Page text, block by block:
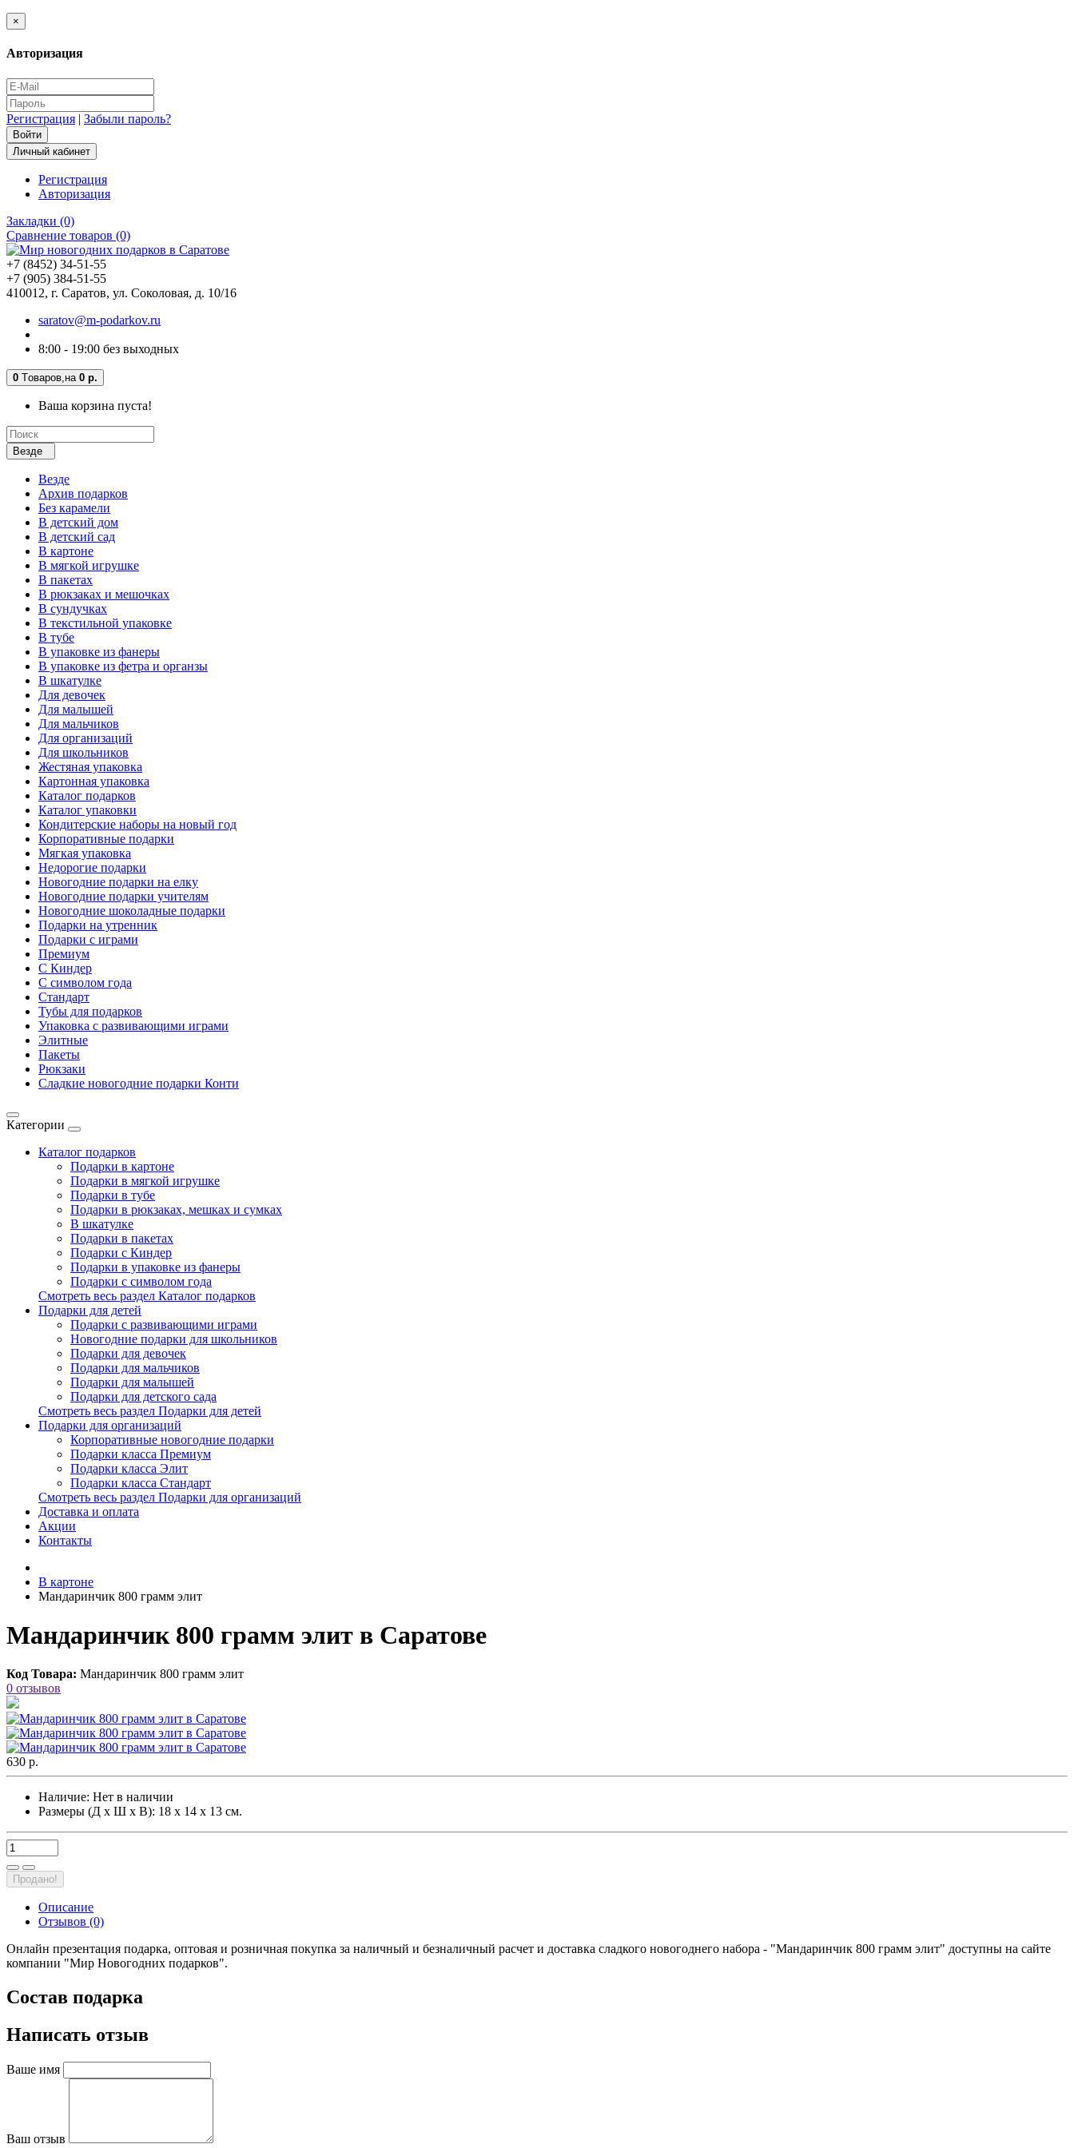
×
Авторизация
Регистрация | Забыли пароль?
Личный кабинет
Регистрация
Авторизация
Закладки (0)
Сравнение товаров (0)
+7 (8452) 34-51-55
+7 (905) 384-51-55
410012, г. Саратов, ул. Соколовая, д. 10/16
saratov@m-podarkov.ru
8:00 - 19:00 без выходных
0 Tоваров, на 0 р.
Ваша корзина пуста!
Везде
Везде
Архив подарков
Без карамели
В детский дом
В детский сад
В картоне
В мягкой игрушке
В пакетах
В рюкзаках и мешочках
В сундучках
В текстильной упаковке
В тубе
В упаковке из фанеры
В упаковке из фетра и органзы
В шкатулке
Для девочек
Для малышей
Для мальчиков
Для организаций
Для школьников
Жестяная упаковка
Картонная упаковка
Каталог подарков
Каталог упаковки
Кондитерские наборы на новый год
Корпоративные подарки
Мягкая упаковка
Недорогие подарки
Новогодние подарки на елку
Новогодние подарки учителям
Новогодние шоколадные подарки
Подарки на утренник
Подарки с играми
Премиум
С Киндер
С символом года
Стандарт
Тубы для подарков
Упаковка с развивающими играми
Элитные
Пакеты
Рюкзаки
Сладкие новогодние подарки Конти
Категории
Каталог подарков
Подарки в картоне
Подарки в мягкой игрушке
Подарки в тубе
Подарки в рюкзаках, мешках и сумках
В шкатулке
Подарки в пакетах
Подарки с Киндер
Подарки в упаковке из фанеры
Подарки с символом года
Смотреть весь раздел Каталог подарков
Подарки для детей
Подарки с развивающими играми
Новогодние подарки для школьников
Подарки для девочек
Подарки для мальчиков
Подарки для малышей
Подарки для детского сада
Смотреть весь раздел Подарки для детей
Подарки для организаций
Корпоративные новогодние подарки
Подарки класса Премиум
Подарки класса Элит
Подарки класса Стандарт
Смотреть весь раздел Подарки для организаций
Доставка и оплата
Акции
Контакты
В картоне
Мандаринчик 800 грамм элит
Мандаринчик 800 грамм элит в Саратове
Код Товара: Мандаринчик 800 грамм элит
0 отзывов
630 р.
Наличие: Нет в наличии
Размеры (Д х Ш х В): 18 х 14 х 13 см.
Продано!
Описание
Отзывов (0)
Онлайн презентация подарка, оптовая и розничная покупка за наличный и безналичный расчет и доставка сладкого новогоднего набора - "Мандаринчик 800 грамм элит" доступны на сайте
компании "Мир Новогодних подарков".
Состав подарка
Написать отзыв
Ваше имя
Ваш отзыв